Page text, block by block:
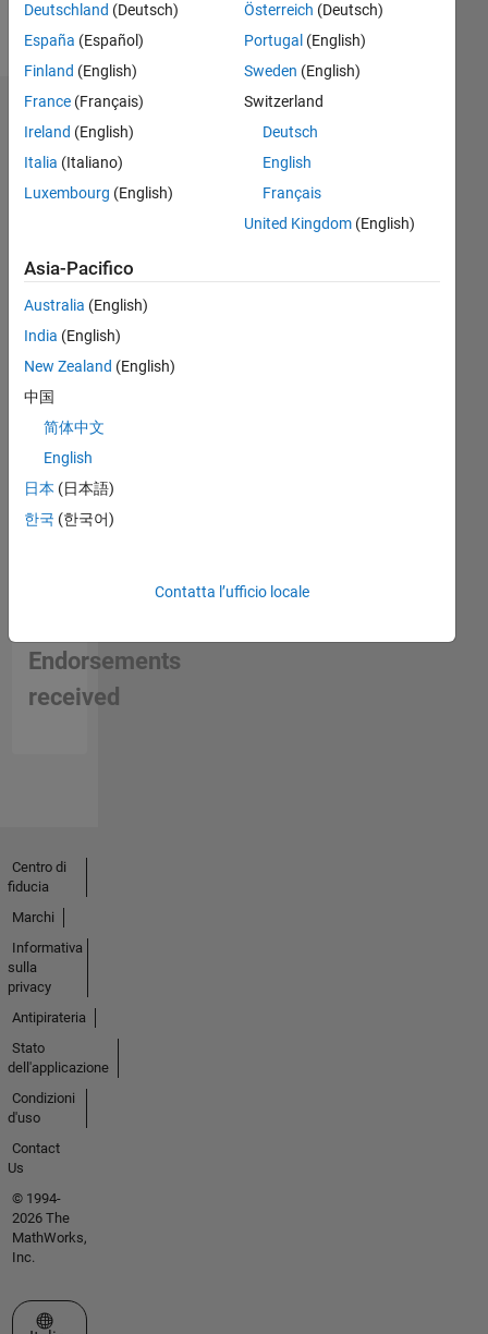
Messaggio
Sponsorizzazioni
Please
person
in a
Endorsements
received
Deutschland (Deutsch)
España (Español)
Finland (English)
France (Français)
Ireland (English)
Italia (Italiano)
Luxembourg (English)
Österreich (Deutsch)
Portugal (English)
Sweden (English)
Switzerland
Deutsch
English
Français
United Kingdom(English)
Asia-Pacifico
Australia (English)
India (English)
New Zealand (English)
中国
简体中文
English
日本 (日本語)
한국 (한국어)
Contatta l’ufficio locale
Centro di
fiducia
Marchi
Informativa
sulla
privacy
Antipirateria
Stato
dell'applicazione
Condizioni
d'uso
Contact
Us
© 1994-
2026 The
MathWorks,
Inc.
Seleziona un sito web